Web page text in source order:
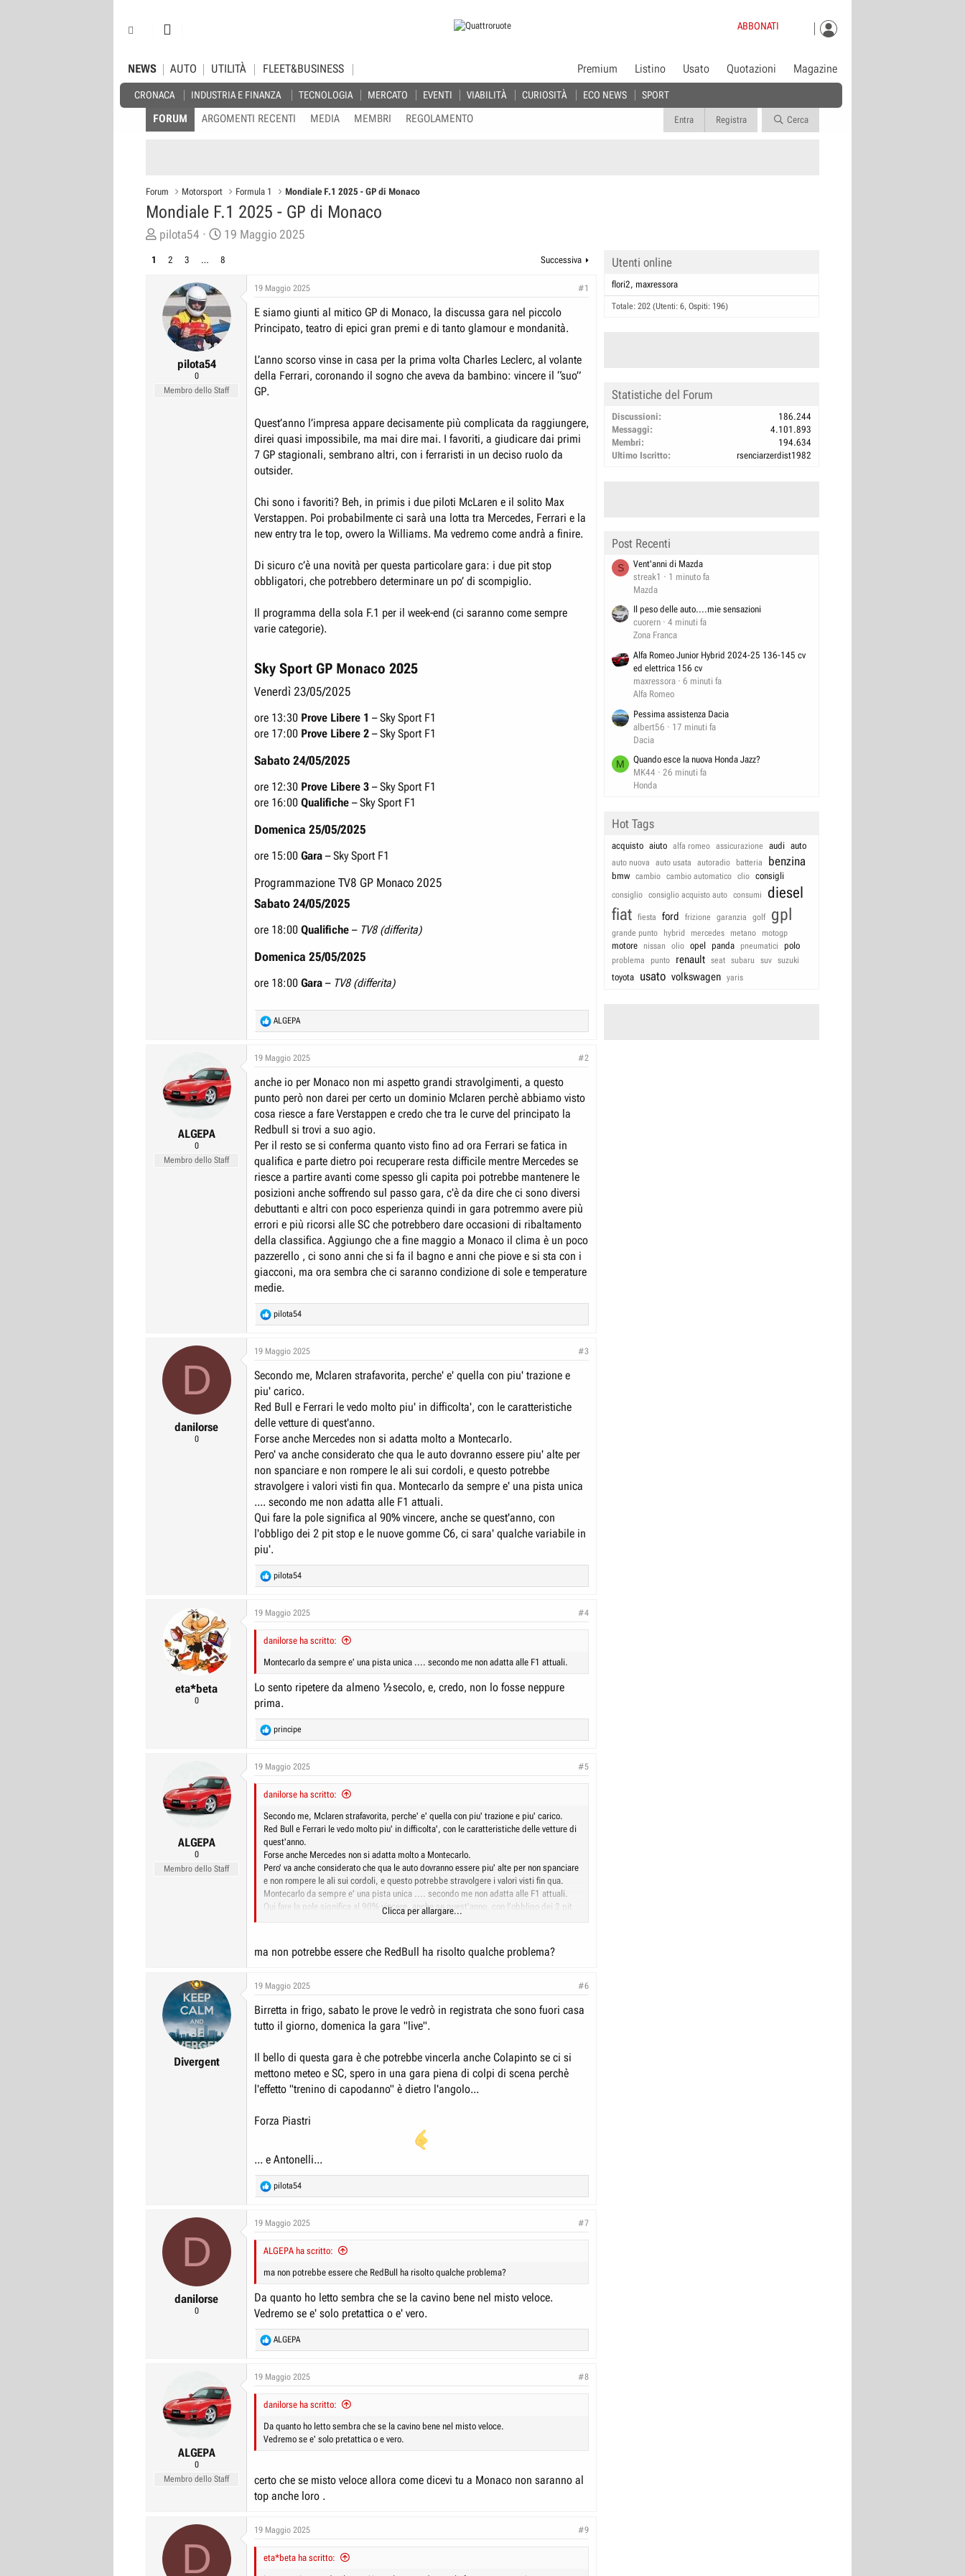
ABBONATI
NEWS
CRONACA INDUSTRIA E FINANZA TECNOLOGIA MERCATO EVENTI VIABILITÀ CURIOSITÀ ECO NEWS SPORT
AUTO UTILITÀ FLEET&BUSINESS Premium Listino Usato Quotazioni Magazine
FORUM ARGOMENTI RECENTI MEDIA MEMBRI REGOLAMENTO Entra Registra Cerca
Forum Motorsport Formula 1 Mondiale F.1 2025 - GP di Monaco
Mondiale F.1 2025 - GP di Monaco
C
o
pilota54
D
d
i
I
z
19 Maggio 2025
1 2 3 … 8 Successiva
pilota54
0
Membro dello Staff
19 Maggio 2025 #1
E siamo giunti al mitico GP di Monaco, la discussa gara nel piccolo
Principato, teatro di epici gran premi e di tanto glamour e mondanità.
L’anno scorso vinse in casa per la prima volta Charles Leclerc, al volante
della Ferrari, coronando il sogno che aveva da bambino: vincere il “suo”
GP.
Quest’anno l’impresa appare decisamente più complicata da raggiungere,
direi quasi impossibile, ma mai dire mai. I favoriti, a giudicare dai primi
7 GP stagionali, sembrano altri, con i ferraristi in un deciso ruolo da
outsider.
Chi sono i favoriti? Beh, in primis i due piloti McLaren e il solito Max
Verstappen. Poi probabilmente ci sarà una lotta tra Mercedes, Ferrari e la
new entry tra le top, ovvero la Williams. Ma vedremo come andrà a finire.
Di sicuro c’è una novità per questa particolare gara: i due pit stop
obbligatori, che potrebbero determinare un po’ di scompiglio.
Il programma della sola F.1 per il week-end (ci saranno come sempre
varie categorie).
Sky Sport GP Monaco 2025​
Venerdì 23/05/2025​
ore 13:30 Prove Libere 1 – Sky Sport F1
ore 17:00 Prove Libere 2 – Sky Sport F1
Sabato 24/05/2025
ore 12:30 Prove Libere 3 – Sky Sport F1
ore 16:00 Qualifiche – Sky Sport F1
Domenica 25/05/2025
ore 15:00 Gara – Sky Sport F1
Programmazione TV8 GP Monaco 2025​
Sabato 24/05/2025
ore 18:00 Qualifiche – TV8 (differita)
Domenica 25/05/2025
ore 18:00 Gara – TV8 (differita)
R
e
c
i
o
n
s
:
ALGEPA
ALGEPA
0
Membro dello Staff
19 Maggio 2025 #2
anche io per Monaco non mi aspetto grandi stravolgimenti, a questo
punto però non darei per certo un dominio Mclaren perchè abbiamo visto
cosa riesce a fare Verstappen e credo che tra le curve del principato la
Redbull si trovi a suo agio.
Per il resto se si conferma quanto visto fino ad ora Ferrari se fatica in
qualifica e parte dietro poi recuperare resta difficile mentre Mercedes se
riesce a partire avanti come spesso gli capita poi potrebbe mantenere le
posizioni anche soffrendo sul passo gara, c'è da dire che ci sono diversi
debuttanti e altri con poco esperienza quindi in gara potremmo avere più
errori e più ricorsi alle SC che potrebbero dare occasioni di ribaltamento
della classifica. Aggiungo che a fine maggio a Monaco il clima è un poco
pazzerello , ci sono anni che si fa il bagno e anni che piove e si sta con i
giacconi, ma ora sembra che ci saranno condizione di sole e temperature
medie.
R
e
c
i
n
s
:
pilota54
D
danilorse
0
19 Maggio 2025 #3
Secondo me, Mclaren strafavorita, perche' e' quella con piu' trazione e
piu' carico.
Red Bull e Ferrari le vedo molto piu' in difficolta', con le caratteristiche
delle vetture di quest'anno.
Forse anche Mercedes non si adatta molto a Montecarlo.
Pero' va anche considerato che qua le auto dovranno essere piu' alte per
non spanciare e non rompere le ali sui cordoli, e questo potrebbe
stravolgere i valori visti fin qua. Montecarlo da sempre e' una pista unica
.... secondo me non adatta alle F1 attuali.
Qui fare la pole significa al 90% vincere, anche se quest'anno, con
l'obbligo dei 2 pit stop e le nuove gomme C6, ci sara' qualche variabile in
piu'.
R
e
c
n
:
pilota54
eta*beta
0
19 Maggio 2025 #4
danilorse ha scritto:
Montecarlo da sempre e' una pista unica .... secondo me non adatta alle F1 attuali.
Lo sento ripetere da almeno ½secolo, e, credo, non lo fosse neppure
prima.
R
e
c
n
s
:
principe
ALGEPA
0
Membro dello Staff
19 Maggio 2025 #5
danilorse ha scritto:
Secondo me, Mclaren strafavorita, perche' e' quella con piu' trazione e piu' carico.
Red Bull e Ferrari le vedo molto piu' in difficolta', con le caratteristiche delle vetture di
quest'anno.
Forse anche Mercedes non si adatta molto a Montecarlo.
Pero' va anche considerato che qua le auto dovranno essere piu' alte per non spanciare
e non rompere le ali sui cordoli, e questo potrebbe stravolgere i valori visti fin qua.
Montecarlo da sempre e' una pista unica .... secondo me non adatta alle F1 attuali.
Qui fare la pole significa al 90% vincere, anche se quest'anno, con l'obbligo dei 2 pit
stop e le nuove gomme C6, ci sara' qualche variabile in piu'.
Clicca per allargare...
ma non potrebbe essere che RedBull ha risolto qualche problema?
Divergent
19 Maggio 2025 #6
Birretta in frigo, sabato le prove le vedrò in registrata che sono fuori casa
tutto il giorno, domenica la gara "live".
Il bello di questa gara è che potrebbe vincerla anche Colapinto se ci si
mettono meteo e SC, spero in una gara piena di colpi di scena perchè
l'effetto "trenino di capodanno" è dietro l'angolo...
Forza Piastri
... e Antonelli...
R
e
c
i
o
n
:
pilota54
D
danilorse
0
19 Maggio 2025 #7
ALGEPA ha scritto:
ma non potrebbe essere che RedBull ha risolto qualche problema?
Da quanto ho letto sembra che se la cavino bene nel misto veloce.
Vedremo se e' solo pretattica o e' vero.
R
e
c
n
s
ALGEPA
ALGEPA
0
Membro dello Staff
19 Maggio 2025 #8
danilorse ha scritto:
Da quanto ho letto sembra che se la cavino bene nel misto veloce.
Vedremo se e' solo pretattica o e vero.
certo che se misto veloce allora come dicevi tu a Monaco non saranno al
top anche loro .
D
19 Maggio 2025 #9
eta*beta ha scritto:
Utenti online
flori2 maxressora
Totale: 202 (Utenti: 6, Ospiti: 196)
Statistiche del Forum
Discussioni
186.244
Messaggi
4.101.893
Membri
194.634
Ultimo Iscritto
rsenciarzerdist1982
Post Recenti
S
Vent'anni di Mazda
streak1
1 minuto fa
Mazda
Il peso delle auto....mie sensazioni
cuorern
4 minuti fa
Zona Franca
Alfa Romeo Junior Hybrid 2024-25 136-145 cv
ed elettrica 156 cv
maxressora
6 minuti fa
Alfa Romeo
Pessima assistenza Dacia
albert56
17 minuti fa
Dacia
M
Quando esce la nuova Honda Jazz?
MK44
26 minuti fa
Honda
Hot Tags
acquisto aiuto alfa romeo assicurazione audi auto
auto nuova auto usata autoradio batteria benzina
bmw cambio cambio automatico clio consigli
consiglio consiglio acquisto auto consumi diesel
fiat fiesta ford frizione garanzia golf gpl
grande punto hybrid mercedes metano motogp
motore nissan olio opel panda pneumatici polo
problema punto renault seat subaru suv suzuki
toyota usato volkswagen yaris